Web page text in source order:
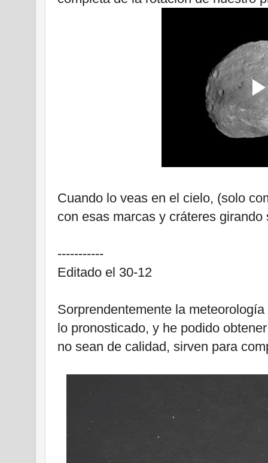
Cuando lo veas en el cielo, (solo
con esas marcas y cráteres girando
-----------
Editado el 30-12
Sorprendentemente la
lo pronosticado, y he podido
no sean de calidad, sirven para